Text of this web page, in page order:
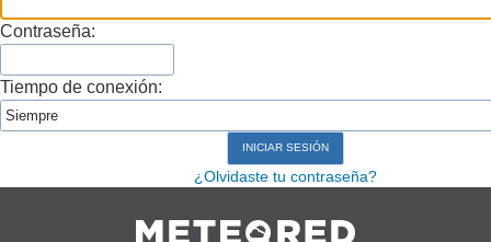
Contraseña:
Tiempo de conexión:
¿Olvidaste tu contraseña?